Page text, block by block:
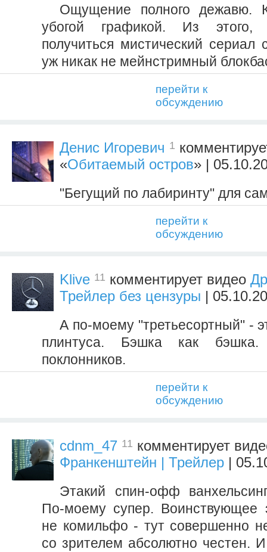
Ощущение полного дежавю.
убогой графикой. Из этого,
получиться мистический сериал
уж никак не мейнстримный
перейти к
обсуждению
Денис Игоревич 1
«Обитаемый остров» |
"Бегущий по лабиринту" для
перейти к
обсуждению
Klive 11 комментирует видео
Трейлер без цензуры |
А по-моему "третьесортный" -
плинтуса. Бэшка как
поклонников.
перейти к
обсуждению
cdnm_47 11 комментирует
Франкенштейн | Трейлер |
Этакий спин-офф
По-моему супер. Воинствующее
не комильфо - тут совершенно
со зрителем абсолютно честен.